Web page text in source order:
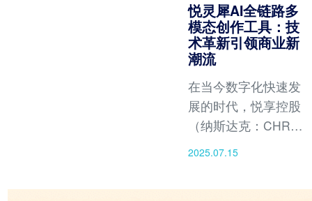
悦灵犀AI全链路多
模态创作工具：技
术革新引领商业新
潮流
在当今数字化快速发
展的时代，悦享控股
（纳斯达克：CHR）
旗下悦灵犀AI全链路
2025.07.15